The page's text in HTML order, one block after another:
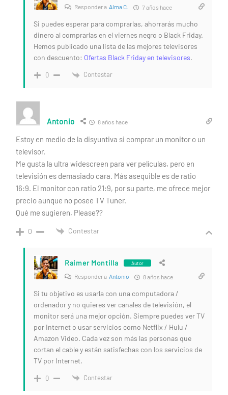
Responder a Alma C. 7 años hace
Si puedes esperar para comprarlas, ahorrarás mucho
dinero al comprarlas en el viernes negro o Black Friday.
Hemos publicado una lista de las mejores televisores
con descuento: Ofertas Black Friday en televisores.
0 Contestar
Antonio 8 años hace
Estoy en medio de la disyuntiva si comprar un monitor o un
televisor.
Me gusta la ultra widescreen para ver películas, pero en
televisión es demasiado cara. Más asequible es de ratio
16:9. El monitor con ratio 21:9, por su parte, me ofrece mejor
precio aunque no posee TV Tuner.
Qué me sugieren, Please??
0 Contestar
Raimer Montilla Autor
Responder a Antonio 8 años hace
Si tu objetivo es usarla con una computadora /
ordenador y no quieres ver canales de televisión, el
monitor será una mejor opción. Siempre puedes ver TV
por Internet o usar servicios como Netflix / Hulu /
Amazon Video. Cada vez son más las personas que
cortan el cable y están satisfechas con los servicios de
TV por Internet.
0 Contestar